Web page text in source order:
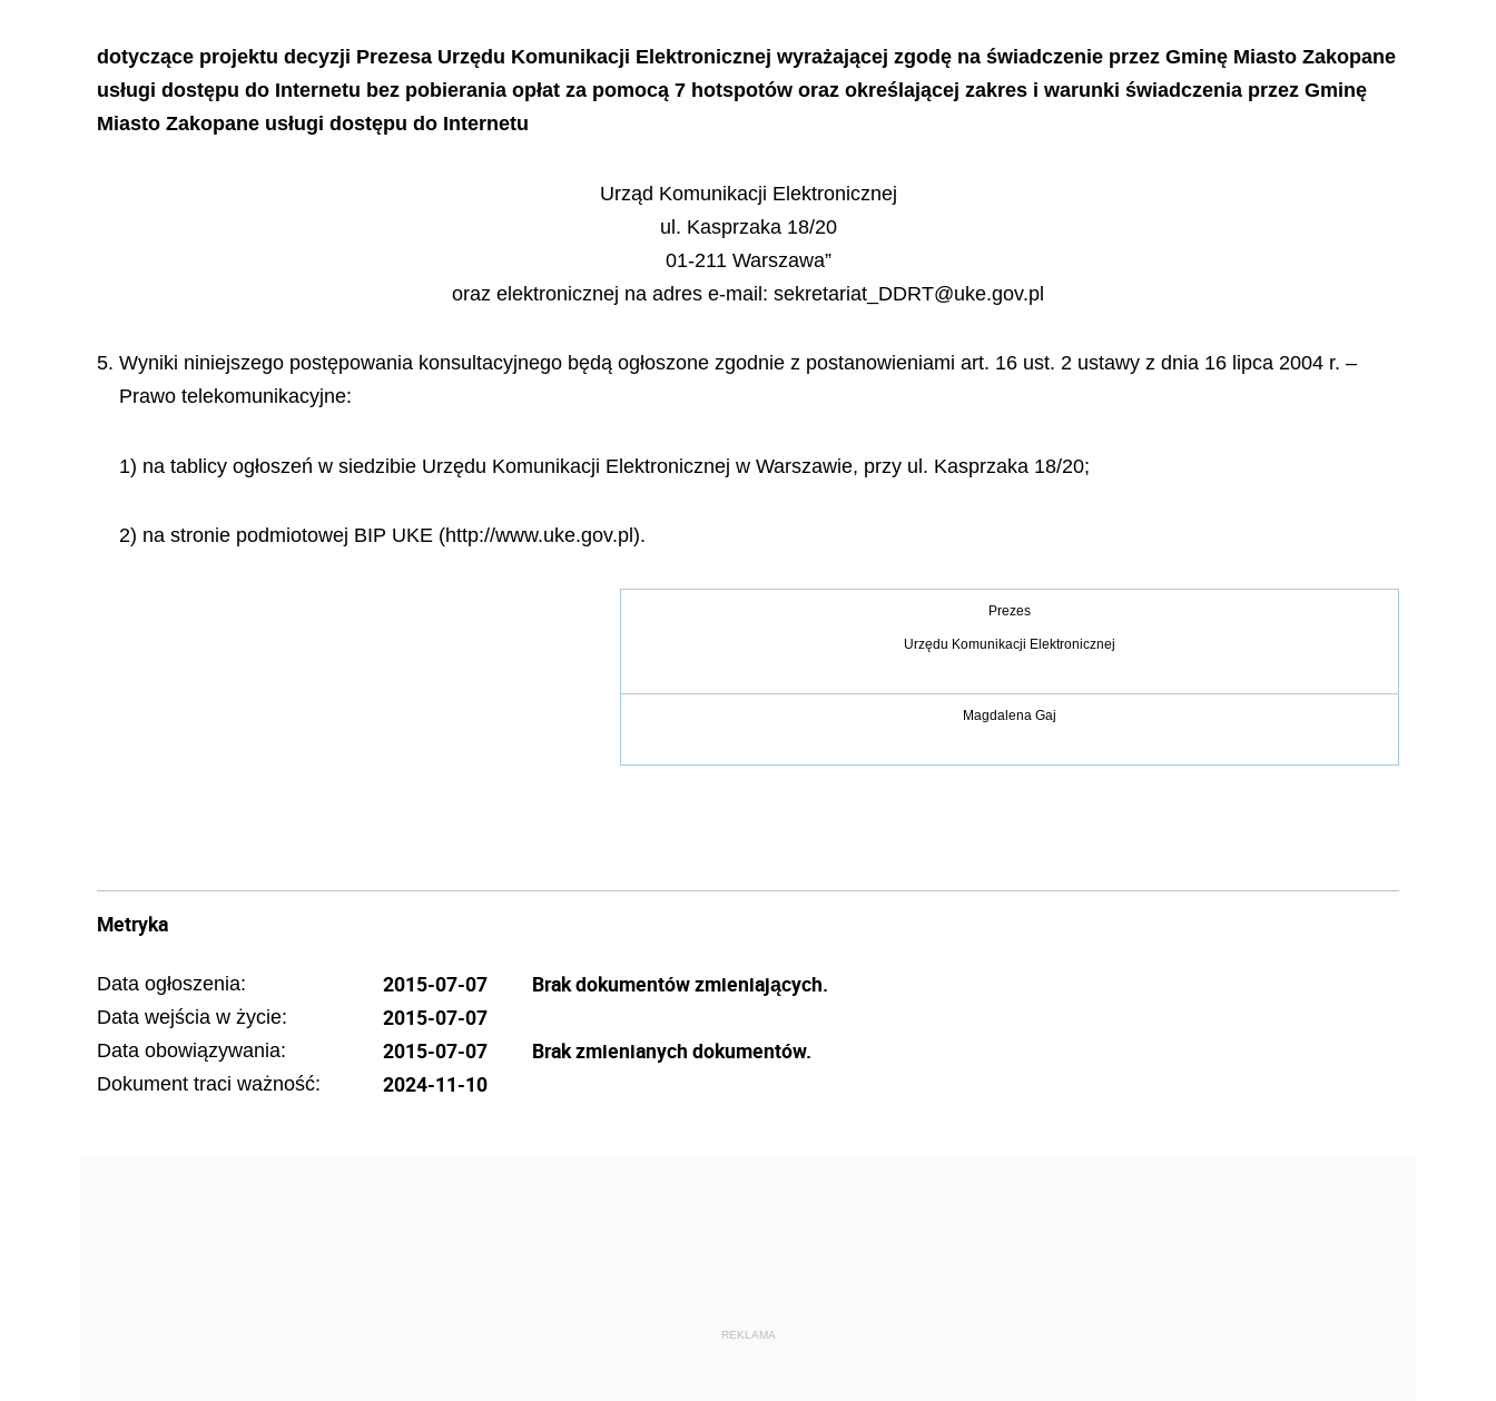
dotyczące projektu decyzji Prezesa Urzędu Komunikacji Elektronicznej wyrażającej zgodę na świadczenie przez Gminę Miasto Zakopane
usługi dostępu do Internetu bez pobierania opłat za pomocą 7 hotspotów oraz określającej zakres i warunki świadczenia przez Gminę
Miasto Zakopane usługi dostępu do Internetu
Urząd Komunikacji Elektronicznej
ul. Kasprzaka 18/20
01-211 Warszawa”
oraz elektronicznej na adres e-mail: sekretariat_DDRT@uke.gov.pl
5. Wyniki niniejszego postępowania konsultacyjnego będą ogłoszone zgodnie z postanowieniami art. 16 ust. 2 ustawy z dnia 16 lipca 2004 r. –
Prawo telekomunikacyjne:
1) na tablicy ogłoszeń w siedzibie Urzędu Komunikacji Elektronicznej w Warszawie, przy ul. Kasprzaka 18/20;
2) na stronie podmiotowej BIP UKE (http://www.uke.gov.pl).
Prezes
Urzędu Komunikacji Elektronicznej
Magdalena Gaj
Metryka
Data ogłoszenia: 2015-07-07
Data wejścia w życie: 2015-07-07
Data obowiązywania: 2015-07-07
Dokument traci ważność: 2024-11-10
Brak dokumentów zmieniających.
Brak zmienianych dokumentów.